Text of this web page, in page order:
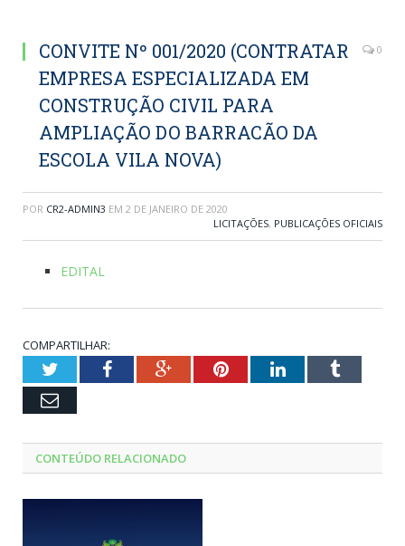
CONVITE Nº 001/2020 (CONTRATAR
EMPRESA ESPECIALIZADA EM
CONSTRUÇÃO CIVIL PARA
AMPLIAÇÃO DO BARRACÃO DA
ESCOLA VILA NOVA)
0
POR CR2-ADMIN3 EM 2 DE JANEIRO DE 2020
LICITAÇÕES, PUBLICAÇÕES OFICIAIS
EDITAL
COMPARTILHAR:
TwitterFacebookGoogle+PinterestLinkedInTumblr
Email
CONTEÚDO RELACIONADO